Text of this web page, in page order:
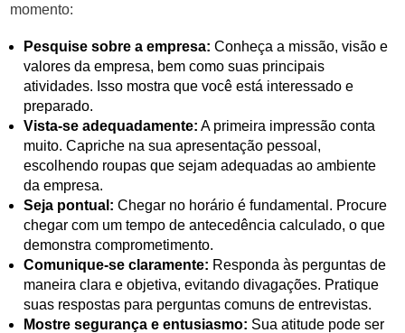
momento:
Pesquise sobre a empresa: Conheça a missão, visão e
valores da empresa, bem como suas principais
atividades. Isso mostra que você está interessado e
preparado.
Vista-se adequadamente: A primeira impressão conta
muito. Capriche na sua apresentação pessoal,
escolhendo roupas que sejam adequadas ao ambiente
da empresa.
Seja pontual: Chegar no horário é fundamental. Procure
chegar com um tempo de antecedência calculado, o que
demonstra comprometimento.
Comunique-se claramente: Responda às perguntas de
maneira clara e objetiva, evitando divagações. Pratique
suas respostas para perguntas comuns de entrevistas.
Mostre segurança e entusiasmo: Sua atitude pode ser